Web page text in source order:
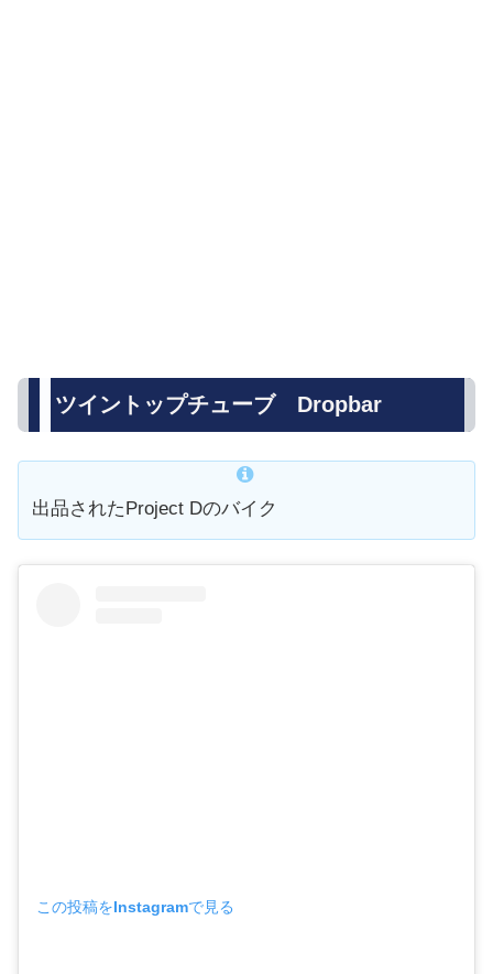
ツイントップチューブ Dropbar
出品されたProject Dのバイク
この投稿をInstagramで見る